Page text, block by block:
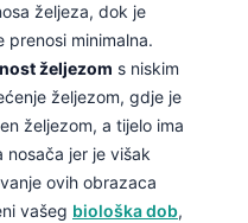
željeza, dok je
prenosi minimalna.
željezom s niskim
željezom, gdje je
željezom, a tijelo ima
nosača jer je višak
ovih obrazaca
vašeg biološka dob,